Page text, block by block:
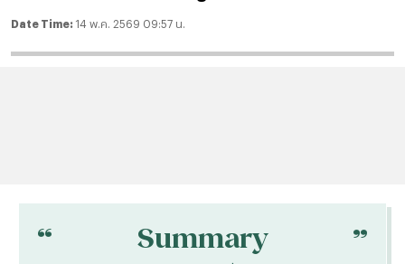
Date Time: 14 พ.ค. 2569 09:57 น.
“ Summary “